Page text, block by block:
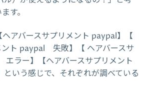
す。
アバースサプリメント paypal】【
ント paypal 失敗】【 ヘアバースサ
ラー】【ヘアバースサプリメント
いう感じで、それぞれが調べている